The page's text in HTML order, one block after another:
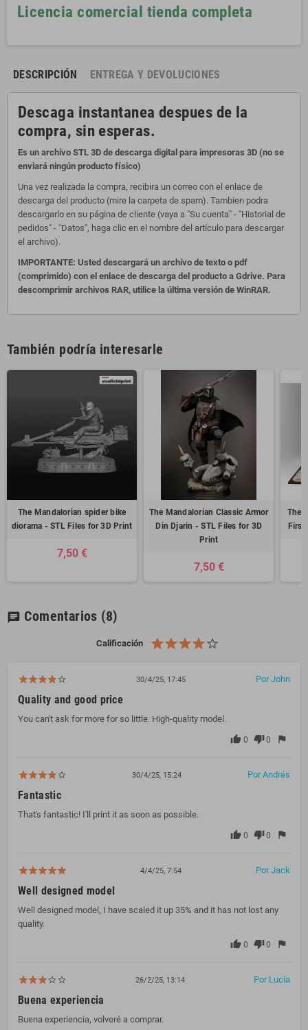
Licencia comercial tienda completa
DESCRIPCIÓN ENTREGA Y DEVOLUCIONES
Descaga instantanea despues de la
compra, sin esperas.
Es un archivo STL 3D de descarga digital para impresoras 3D (no se
enviará ningún producto físico)
Una vez realizada la compra, recibira un correo con el enlace de
descarga del producto (mire la carpeta de spam). Tambien podra
descargarlo en su página de cliente (vaya a "Su cuenta" - "Historial de
pedidos" - "Datos", haga clic en el nombre del artículo para descargar
el archivo).
IMPORTANTE: Usted descargará un archivo de texto o pdf
(comprimido) con el enlace de descarga del producto a Gdrive. Para
descomprimir archivos RAR, utilice la última versión de WinRAR.
También podría interesarle
The Mandalorian spider bike
diorama - STL Files for 3D Print
7,50 €
The Mandalorian Classic Armor
Din Djarin - STL Files for 3D
Print
7,50 €
The
First
chat Comentarios (8)
Calificación
30/4/25, 17:45 Por John
Quality and good price
You can't ask for more for so little. High-quality model.
thumb_up 0 thumb_down0 flag
30/4/25, 15:24 Por Andrés
Fantastic
That's fantastic! I'll print it as soon as possible.
thumb_up 0 thumb_down0 flag
4/4/25, 7:54 Por Jack
Well designed model
Well designed model, I have scaled it up 35% and it has not lost any
quality.
thumb_up 0 thumb_down0 flag
26/2/25, 13:14 Por Lucía
Buena experiencia
Buena experiencia, volveré a comprar.